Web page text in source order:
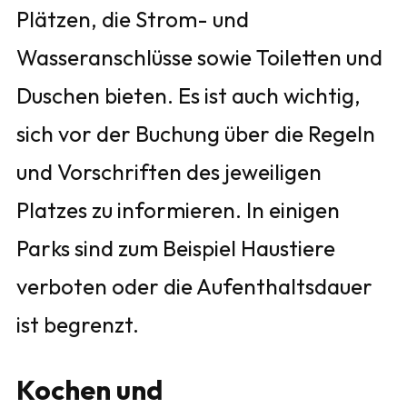
Plätzen, die Strom- und
Wasseranschlüsse sowie Toiletten und
Duschen bieten. Es ist auch wichtig,
sich vor der Buchung über die Regeln
und Vorschriften des jeweiligen
Platzes zu informieren. In einigen
Parks sind zum Beispiel Haustiere
verboten oder die Aufenthaltsdauer
ist begrenzt.
Kochen und